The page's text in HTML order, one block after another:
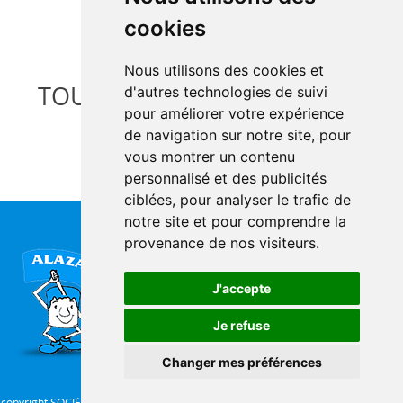
cookies
Nous utilisons des cookies et
d'autres technologies de suivi
pour améliorer votre expérience
de navigation sur notre site, pour
vous montrer un contenu
personnalisé et des publicités
ciblées, pour analyser le trafic de
notre site et pour comprendre la
provenance de nos visiteurs.
J'accepte
Je refuse
Changer mes préférences
Tel 01.47.06.30.00
TOUTE UNE ÉQUIPE À VOTRE
SERVICE
SOCIÉTÉ ALAZARD
60 rue Guy Moquet
Tel 01.47.06.30.00
secretariat{nospam}alazard-
sas.com